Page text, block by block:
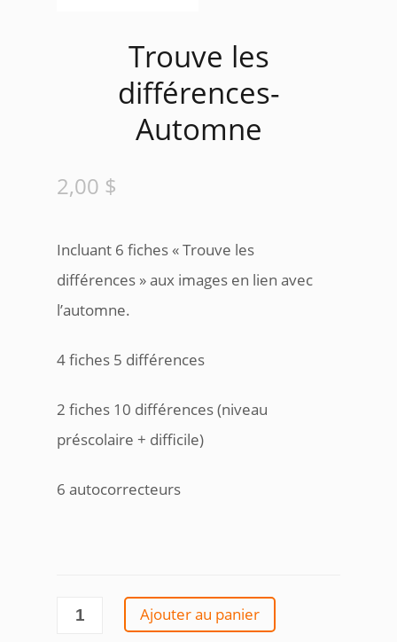
Trouve les
différences-
Automne
2,00 $
Incluant 6 fiches « Trouve les
différences » aux images en lien avec
l’automne.
4 fiches 5 différences
2 fiches 10 différences (niveau
préscolaire + difficile)
6 autocorrecteurs
quantité
Ajouter au panier